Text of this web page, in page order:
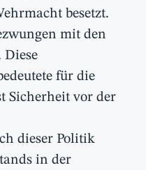
besetzt.
mit den
Diese
für die
Sicherheit vor der
dieser Politik
in der